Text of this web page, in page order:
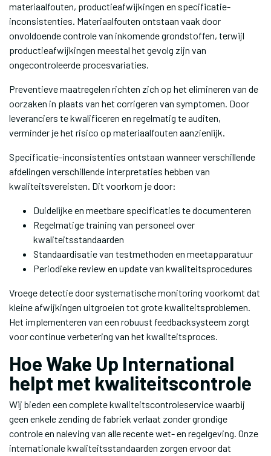
materiaalfouten, productieafwijkingen en specificatie-
inconsistenties. Materiaalfouten ontstaan vaak door
onvoldoende controle van inkomende grondstoffen, terwijl
productieafwijkingen meestal het gevolg zijn van
ongecontroleerde procesvariaties.
Preventieve maatregelen richten zich op het elimineren van de
oorzaken in plaats van het corrigeren van symptomen. Door
leveranciers te kwalificeren en regelmatig te auditen,
verminder je het risico op materiaalfouten aanzienlijk.
Specificatie-inconsistenties ontstaan wanneer verschillende
afdelingen verschillende interpretaties hebben van
kwaliteitsvereisten. Dit voorkom je door:
Duidelijke en meetbare specificaties te documenteren
Regelmatige training van personeel over
kwaliteitsstandaarden
Standaardisatie van testmethoden en meetapparatuur
Periodieke review en update van kwaliteitsprocedures
Vroege detectie door systematische monitoring voorkomt dat
kleine afwijkingen uitgroeien tot grote kwaliteitsproblemen.
Het implementeren van een robuust feedbacksysteem zorgt
voor continue verbetering van het kwaliteitsproces.
Hoe Wake Up International
helpt met kwaliteitscontrole
Wij bieden een complete kwaliteitscontroleservice waarbij
geen enkele zending de fabriek verlaat zonder grondige
controle en naleving van alle recente wet- en regelgeving. Onze
internationale kwaliteitsstandaarden zorgen ervoor dat